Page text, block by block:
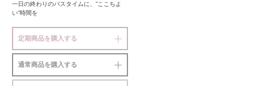
一日の終わりのバスタイムに、”ここちよ
い”時間を
定期商品を購入する
通常商品を購入する